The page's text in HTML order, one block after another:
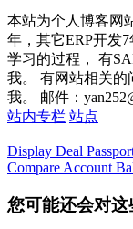
本站为个人博客网
年，其它ERP开发
学习的过程， 有
我。 有网站相关的
我。 邮件：
站内专栏 站点
Display Deal
Compare Account
您可能还会对这